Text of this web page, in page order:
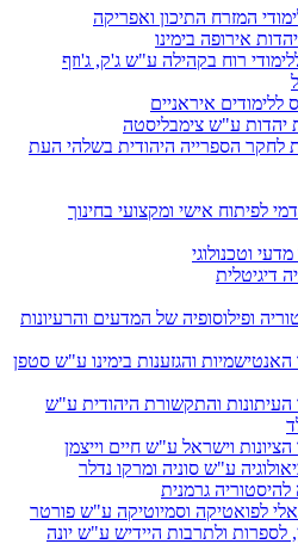
המזרח התיכון ואפריקה
אירופה בימינו
רוח בקהילה ע"ש ג'ק, ג'וזף
ללימודים איראניים
יהדות ע"ש צימבליסטה
לחקר הספרייה היהודית בשלהי העת
לפיתוח אישי ומקצועי בחינוך
וטכנולוגי
דיגיטלית
ופילוסופיה של המדעים והרעיונות
והגזענות בימינו ע"ש סטפן
העיתונות והתקשורת היהודית ע"ש
וישראל ע"ש חיים וייצמן
ע"ש סוניה ומרקו נדלר
להיסטוריה גרמנית
לפואטיקה וסמיוטיקה ע"ש פורטר
לספרות ולתרבות היידיש ע"ש יונה